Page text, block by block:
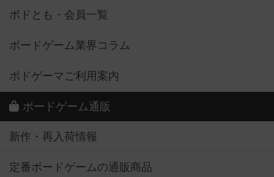
ボドとも・会員一覧
ボードゲーム業界コラム
ボドゲーマご利用案内
ボードゲーム通販
新作・再入荷情報
定番ボードゲームの通販商品